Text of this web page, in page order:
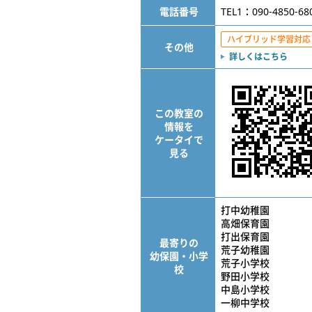
電話番号 TEL1：090-4850-
その他
ハイブリッド学習対応
詳しくはこちら
この教室の
情報を
ケータイで
見る
最寄りの
幼保園・小学
校
打中幼稚園
高畑保育園
打出保育園
荒子幼稚園
荒子小学校
野田小学校
中島小学校
一柳中学校